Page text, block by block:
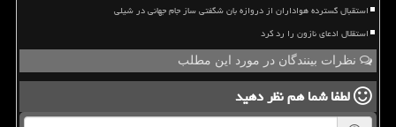
استقبال گسترده هواداران از دروازه بان شگفتی ساز جام جهانی در شیلی
استقلال ادعای نازون را رد کرد
نظرات بینندگان در مورد این مطلب
لطفا شما همنظر دهید